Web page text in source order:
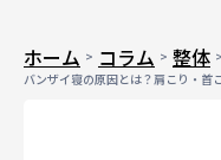
ホーム コラム 整体
バンザイ寝の原因とは？肩こり・首